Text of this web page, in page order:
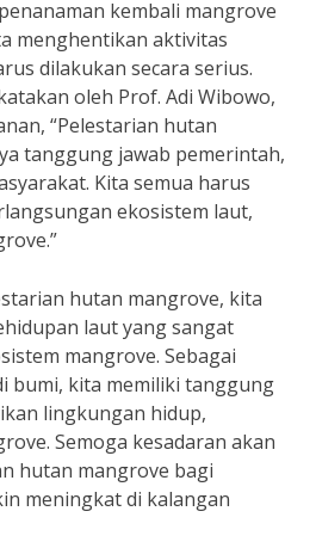
kembali mangrove
menghentikan aktivitas
dilakukan secara serius.
oleh Prof. Adi Wibowo,
“Pelestarian hutan
tanggung jawab pemerintah,
Kita semua harus
ekosistem laut,
hutan mangrove, kita
laut yang sangat
mangrove. Sebagai
bumi, kita memiliki tanggung
lingkungan hidup,
Semoga kesadaran akan
hutan mangrove bagi
meningkat di kalangan